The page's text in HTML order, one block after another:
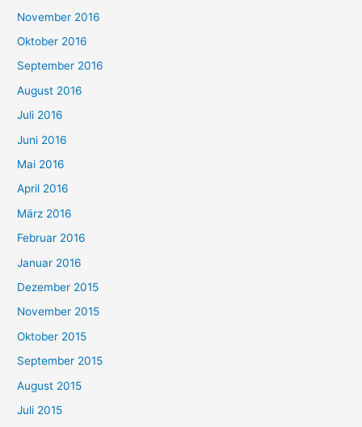
November 2016
Oktober 2016
September 2016
August 2016
Juli 2016
Juni 2016
Mai 2016
April 2016
März 2016
Februar 2016
Januar 2016
Dezember 2015
November 2015
Oktober 2015
September 2015
August 2015
Juli 2015